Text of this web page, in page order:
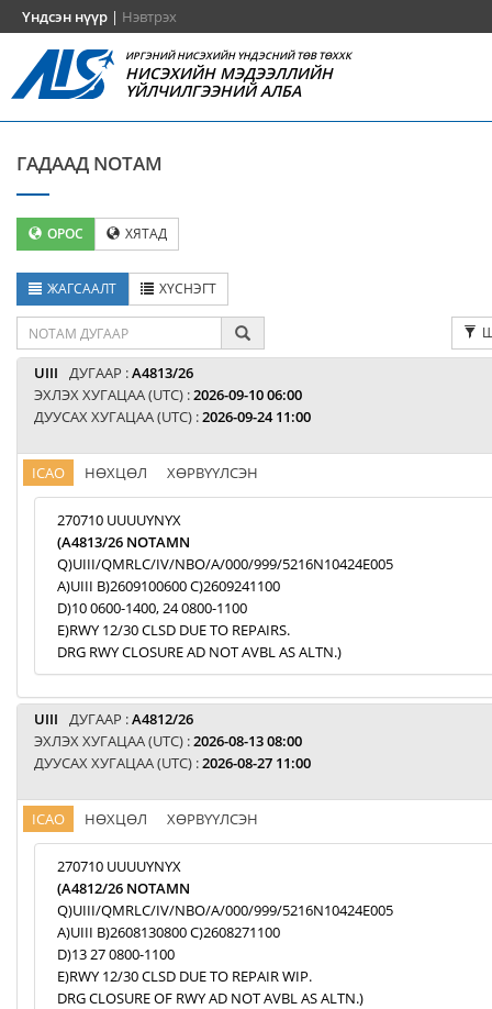
Үндсэн нүүр | Нэвтрэх
ИРГЭНИЙ НИСЭХИЙН ҮНДЭСНИЙ ТӨВ ТӨХХК
НИСЭХИЙН МЭДЭЭЛЛИЙН
ҮЙЛЧИЛГЭЭНИЙ АЛБА
ГАДААД NOTAM
ОРОС ХЯТАД
ЖАГСААЛТ ХҮСНЭГТ
UIII ДУГААР :A4813/26
ЭХЛЭХ ХУГАЦАА (UTC) :2026-09-10 06:00
ДУУСАХ ХУГАЦАА (UTC) :2026-09-24 11:00
ICAO НӨХЦӨЛ ХӨРВҮҮЛСЭН
270710 UUUUYNYX
(A4813/26 NOTAMN
Q)UIII/QMRLC/IV/NBO/A/000/999/5216N10424E005
A)UIII B)2609100600 C)2609241100
D)10 0600-1400, 24 0800-1100
E)RWY 12/30 CLSD DUE TO REPAIRS.
DRG RWY CLOSURE AD NOT AVBL AS ALTN.)
UIII ДУГААР :A4812/26
ЭХЛЭХ ХУГАЦАА (UTC) :2026-08-13 08:00
ДУУСАХ ХУГАЦАА (UTC) :2026-08-27 11:00
ICAO НӨХЦӨЛ ХӨРВҮҮЛСЭН
270710 UUUUYNYX
(A4812/26 NOTAMN
Q)UIII/QMRLC/IV/NBO/A/000/999/5216N10424E005
A)UIII B)2608130800 C)2608271100
D)13 27 0800-1100
E)RWY 12/30 CLSD DUE TO REPAIR WIP.
DRG CLOSURE OF RWY AD NOT AVBL AS ALTN.)